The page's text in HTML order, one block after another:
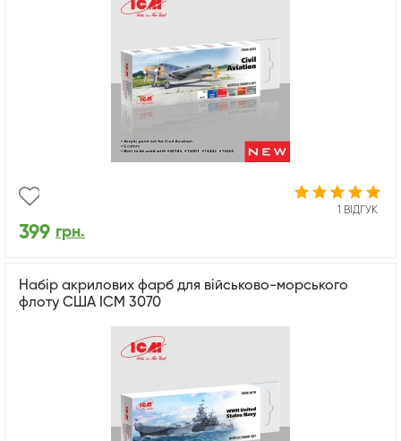
1 ВІДГУК
399 грн.
Набір акрилових фарб для військово-морського
флоту США ICM 3070